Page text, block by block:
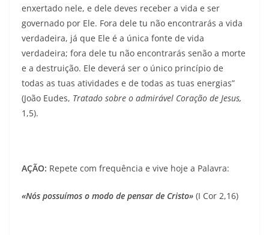
enxertado nele, e dele deves receber a vida e ser
governado por Ele. Fora dele tu não encontrarás a vida
verdadeira, já que Ele é a única fonte de vida
verdadeira; fora dele tu não encontrarás senão a morte
e a destruição. Ele deverá ser o único princípio de
todas as tuas atividades e de todas as tuas energias”
(João Eudes, Tratado sobre o admirável Coração de Jesus,
1,5).
AÇÃO: Repete com frequência e vive hoje a Palavra:
«Nós possuímos o modo de pensar de Cristo» (I Cor 2,16)